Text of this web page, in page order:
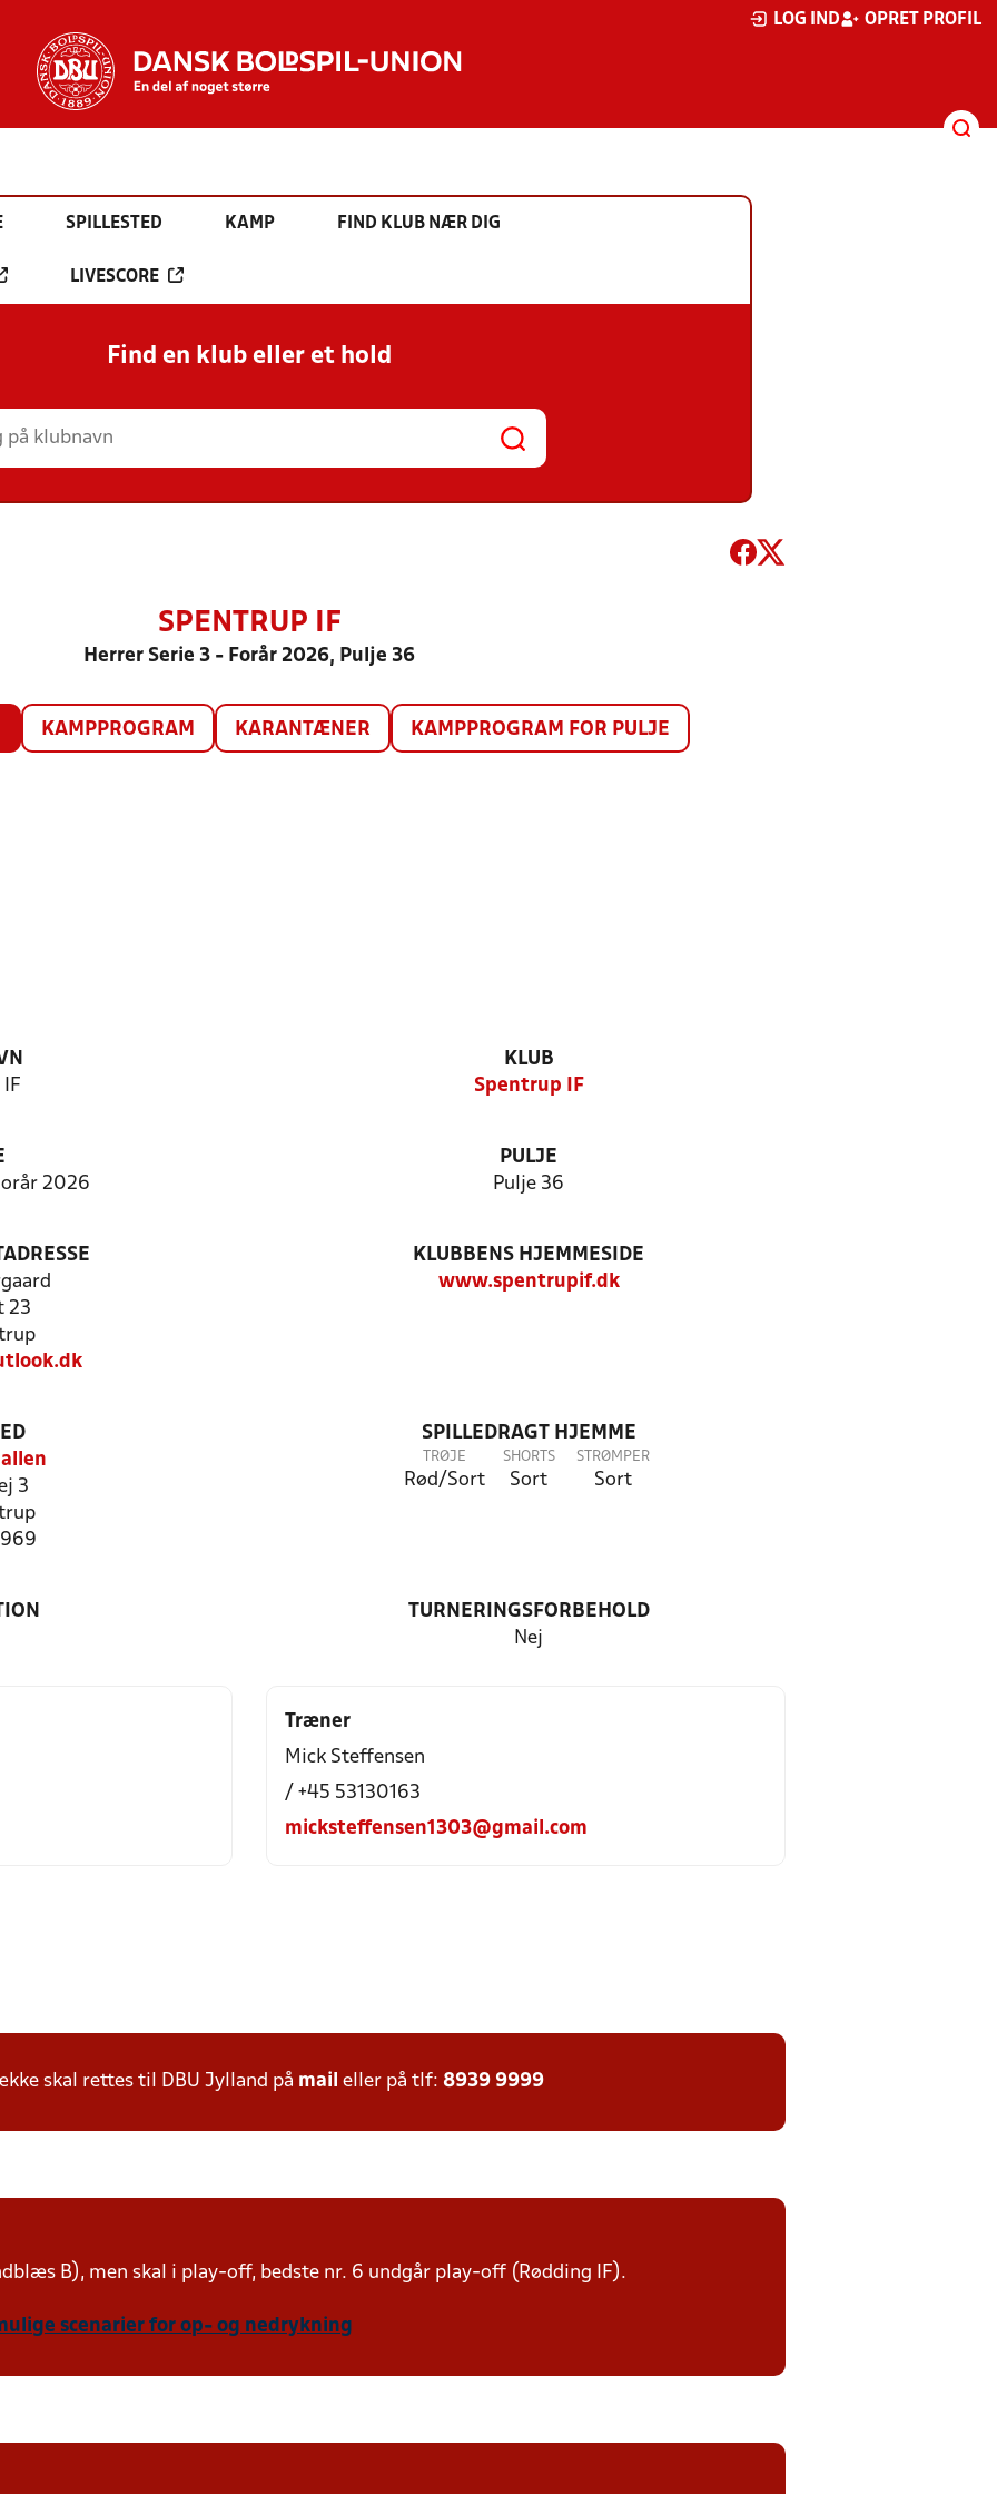
LOG IND OPRET PROFIL
SPILLESTED KAMP FIND KLUB NÆR DIG
LIVESCORE
Find en klub eller et hold
SPENTRUP IF
Herrer Serie 3 - Forår 2026, Pulje 36
KAMPPROGRAM KARANTÆNER KAMPPROGRAM FOR PULJE
KLUB
Spentrup IF
2026
PULJE
Pulje 36
23
KLUBBENS HJEMMESIDE
www.spentrupif.dk
3
SPILLEDRAGT HJEMME
TRØJE
Rød/Sort
SHORTS
Sort
STRØMPER
Sort
TURNERINGSFORBEHOLD
Nej
Træner
Mick Steffensen
/ +45 53130163
micksteffensen1303@gmail.com
skal rettes til DBU Jylland på mail eller på tlf: 8939 9999
B), men skal i play-off, bedste nr. 6 undgår play-off (Rødding IF).
scenarier for op- og nedrykning